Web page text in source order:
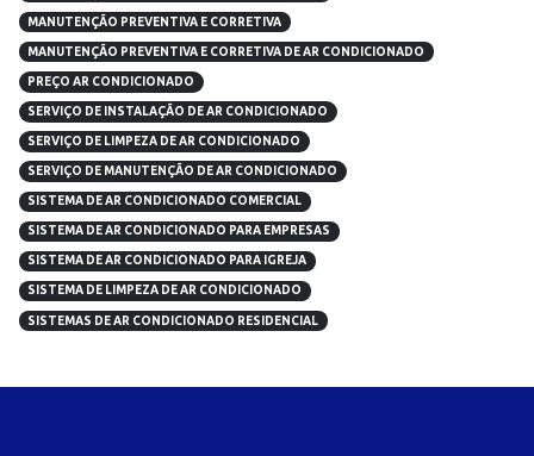
MANUTENÇÃO PREVENTIVA E CORRETIVA
MANUTENÇÃO PREVENTIVA E CORRETIVA DE AR CONDICIONADO
PREÇO AR CONDICIONADO
SERVIÇO DE INSTALAÇÃO DE AR CONDICIONADO
SERVIÇO DE LIMPEZA DE AR CONDICIONADO
SERVIÇO DE MANUTENÇÃO DE AR CONDICIONADO
SISTEMA DE AR CONDICIONADO COMERCIAL
SISTEMA DE AR CONDICIONADO PARA EMPRESAS
SISTEMA DE AR CONDICIONADO PARA IGREJA
SISTEMA DE LIMPEZA DE AR CONDICIONADO
SISTEMAS DE AR CONDICIONADO RESIDENCIAL